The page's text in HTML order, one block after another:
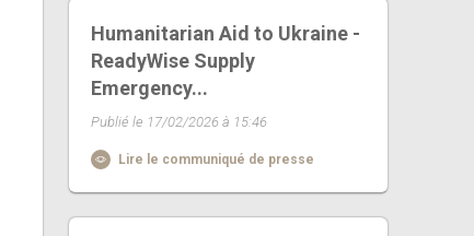
Humanitarian Aid to Ukraine -
ReadyWise Supply
Emergency...
Publié le 17/02/2026 à 15:46
Lire le communiqué de presse